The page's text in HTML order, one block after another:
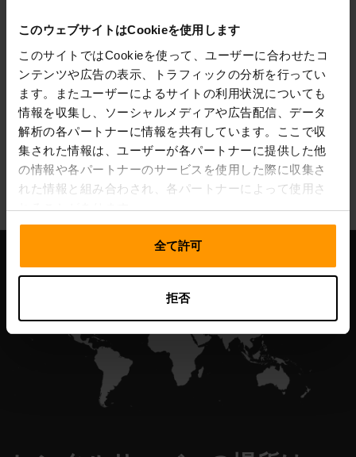
このウェブサイトはCookieを使用します
このサイトではCookieを使って、ユーザーに合わせたコ
ンテンツや広告の表示、トラフィックの分析を行ってい
ます。またユーザーによるサイトの利用状況についても
情報を収集し、ソーシャルメディアや広告配信、データ
解析の各パートナーに情報を共有しています。ここで収
集された情報は、ユーザーが各パートナーに提供した他
の情報や各パートナーのサービスを使用した際に収集さ
れた情報と組み合わされ、各パートナーによって使用さ
れることがあります。
全て許可
拒否
Valheim
サーバーホスティング
All Games